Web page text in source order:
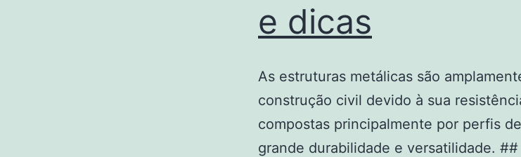
e dicas
As estruturas metálicas são
construção civil devido à sua
compostas principalmente por perfis
grande durabilidade e versatilidade.